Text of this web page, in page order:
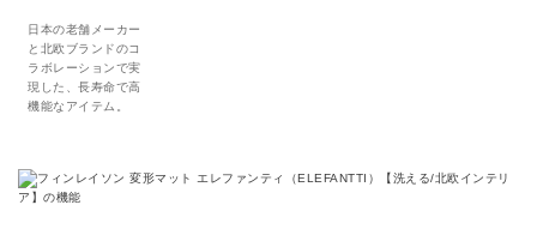
日本の老舗メーカー
と北欧ブランドのコ
ラボレーションで実
現した、長寿命で高
機能なアイテム。